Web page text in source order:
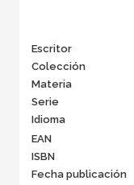
Escritor
Colección
Materia
Serie
Idioma
EAN
ISBN
Fecha publicación